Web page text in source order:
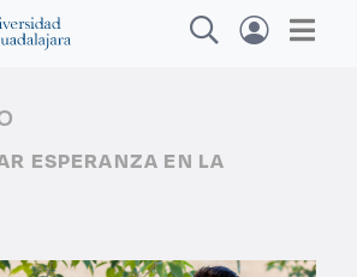
web, programas académicos,
ESPERANZA EN LA